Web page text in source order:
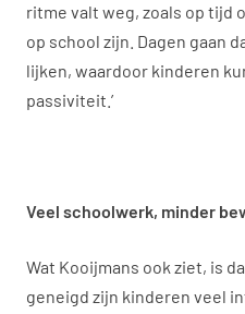
ritme valt weg, zoals op tijd
op school zijn. Dagen gaan
lijken, waardoor kinderen
passiviteit.’
Veel schoolwerk, minder
Wat Kooijmans ook ziet, is
geneigd zijn kinderen veel